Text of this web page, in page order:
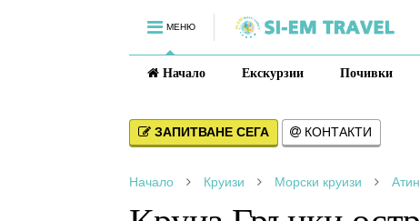
МЕНЮ
Начало Екскурзии Почивки
ЗАПИТВАНЕ СЕГА КОНТАКТИ
Начало Круизи Морски круизи